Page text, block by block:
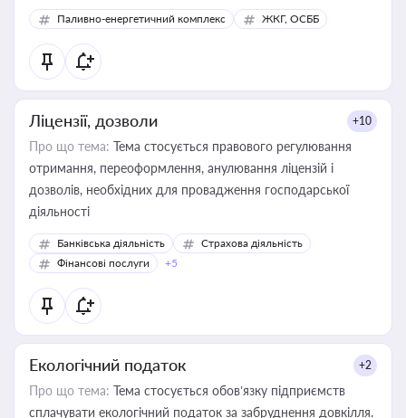
Паливно-енергетичний комплекс ЖКГ, ОСББ
Ліцензії, дозволи +10
Про що тема: Тема стосується правового регулювання
отримання, переоформлення, анулювання ліцензій і
дозволів, необхідних для провадження господарської
діяльності
Банківська діяльність
Страхова діяльність
Фінансові послуги
+5
Екологічний податок +2
Про що тема: Тема стосується обов’язку підприємств
сплачувати екологічний податок за забруднення довкілля.